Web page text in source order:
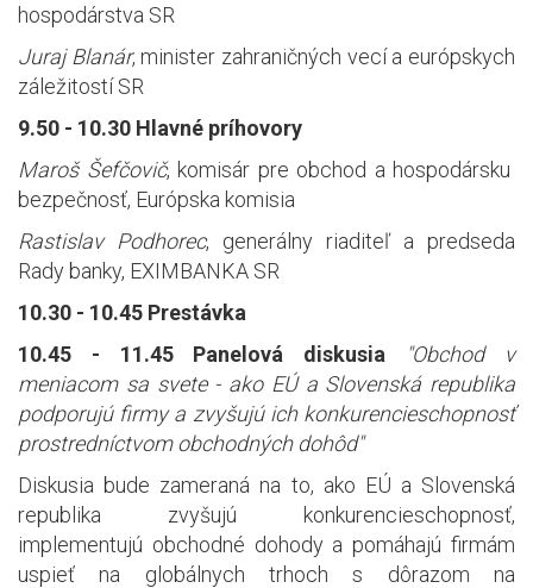
hospodárstva SR
Juraj Blanár, minister zahraničných vecí a európskych
záležitostí SR
9.50 - 10.30 Hlavné príhovory
Maroš Šefčovič, komisár pre obchod a hospodársku
bezpečnosť, Európska komisia
Rastislav Podhorec, generálny riaditeľ a predseda
Rady banky, EXIMBANKA SR
10.30 - 10.45 Prestávka
10.45 - 11.45 Panelová diskusia
"Obchod v
meniacom sa svete - ako EÚ a Slovenská republika
podporujú firmy a zvyšujú ich konkurencieschopnosť
prostredníctvom obchodných dohôd"
Diskusia bude zameraná na to, ako EÚ a Slovenská
republika zvyšujú konkurencieschopnosť,
implementujú obchodné dohody a pomáhajú firmám
uspieť na globálnych trhoch s dôrazom na